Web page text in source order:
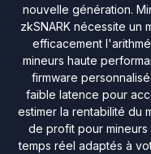
nouvelle génération.
zkSNARK nécessite un
efficacement
mineurs haute
firmware
faible latence pour
estimer la rentabilité du
de profit pour
temps réel adaptés à